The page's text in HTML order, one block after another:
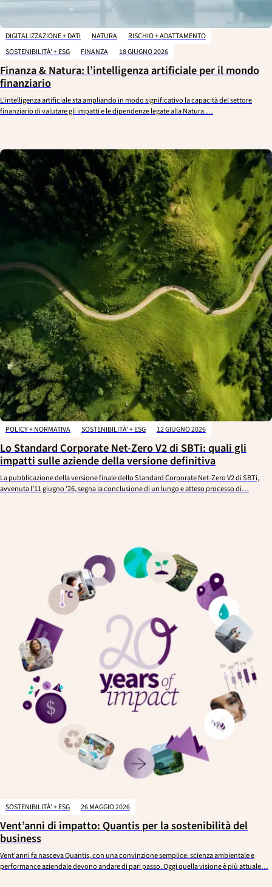
DIGITALIZZAZIONE + DATI NATURA
RISCHIO + ADATTAMENTO
SOSTENIBILITÀ' + ESG
FINANZA 18 GIUGNO 2026
Finanza & Natura: l’intelligenza artificiale per il mondo
finanziario
L'intelligenza artificiale sta ampliando in modo significativo la capacità del settore
finanziario di valutare gli impatti e le dipendenze legate alla Natura.…
POLICY + NORMATIVA SOSTENIBILITÀ' + ESG 12 GIUGNO 2026
Lo Standard Corporate Net-Zero V2 di SBTi: quali gli
impatti sulle aziende della versione definitiva
La pubblicazione della versione finale dello Standard Corporate Net-Zero V2 di SBTi,
avvenuta l’11 giugno '26, segna la conclusione di un lungo e atteso processo di…
SOSTENIBILITÀ' + ESG 26 MAGGIO 2026
Vent’anni di impatto: Quantis per la sostenibilità del
business
Vent'anni fa nasceva Quantis, con una convinzione semplice: scienza ambientale e
performance aziendale devono andare di pari passo. Oggi quella visione è più attuale…